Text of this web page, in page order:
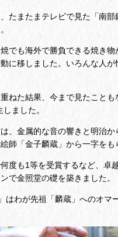
たまたまテレビで見た「南部
焼でも海外で勝負できる焼き
に移しました。いろんな人が
ねた結果、今まで見たことも
ました。
は、金属的な音の響きと明治
師「金子麟蔵」から一字をも
度も1等を受賞するなど、卓
で金照堂の礎を築きました。
はわが先祖「麟蔵」へのオマ